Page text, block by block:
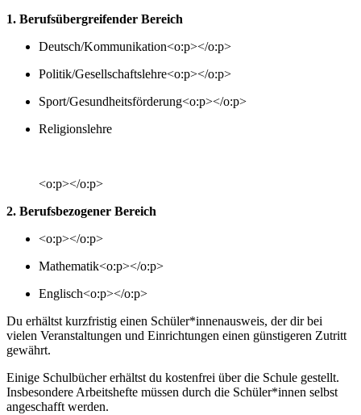
1. Berufsübergreifender Bereich
Deutsch/Kommunikation<o:p></o:p>
Politik/Gesellschaftslehre<o:p></o:p>
Sport/Gesundheitsförderung<o:p></o:p>
Religionslehre
<o:p></o:p>
2. Berufsbezogener Bereich
<o:p></o:p>
Mathematik<o:p></o:p>
Englisch<o:p></o:p>
Du erhältst kurzfristig einen Schüler*innenausweis, der dir bei
vielen Veranstaltungen und Einrichtungen einen günstigeren Zutritt
gewährt.
Einige Schulbücher erhältst du kostenfrei über die Schule gestellt.
Insbesondere Arbeitshefte müssen durch die Schüler*innen selbst
angeschafft werden.